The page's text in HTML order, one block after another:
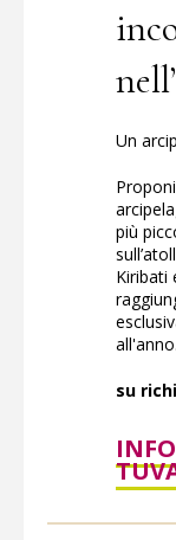
Un
più
Kiribati
all'anno.
su